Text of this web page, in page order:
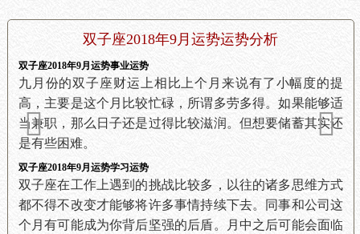
双子座2018年9月运势运势分析
双子座2018年9月运势事业运势
九月份的双子座财运上相比上个月来说有了小幅度的提
高，主要是这个月比较忙碌，所谓多劳多得。如果能够适
当兼职，那么日子还是过得比较滋润。但想要储蓄其实还
是有些困难。
双子座2018年9月运势学习运势
双子座在工作上遇到的挑战比较多，以往的诸多思维方式
都不得不改变才能够将许多事情持续下去。同事和公司这
个月有可能成为你背后坚强的后盾。月中之后可能会面临